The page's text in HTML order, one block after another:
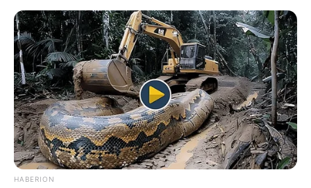
HABERION